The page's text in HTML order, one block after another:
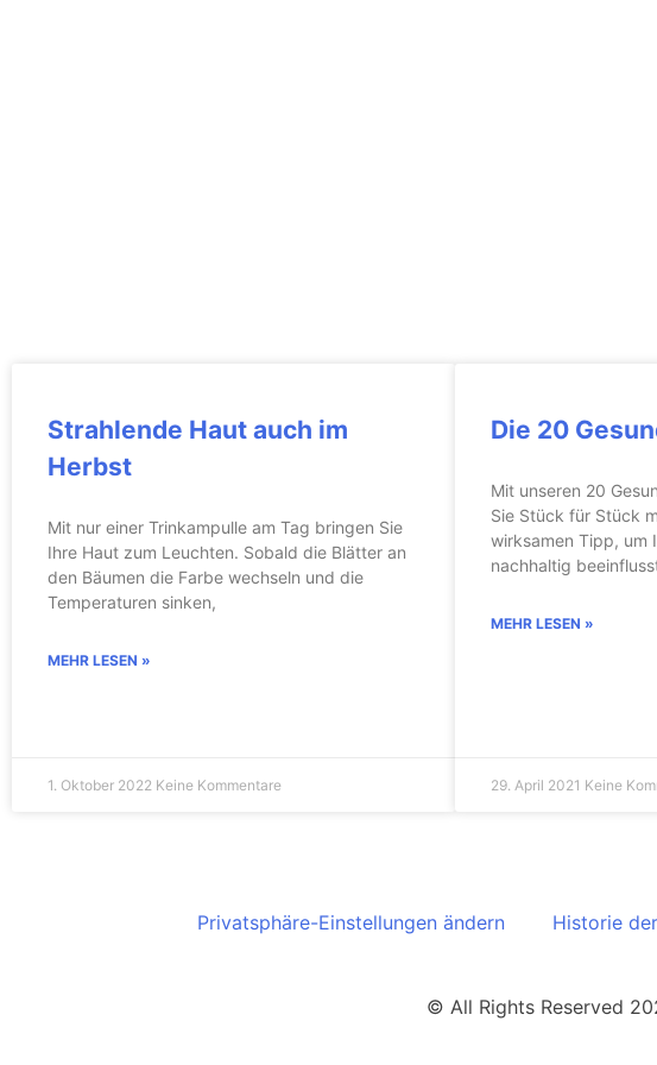
Strahlende Haut auch im
Herbst
Mit nur einer Trinkampulle am Tag bringen Sie
Ihre Haut zum Leuchten. Sobald die Blätter an
den Bäumen die Farbe wechseln und die
Temperaturen sinken,
MEHR LESEN »
1. Oktober 2022 Keine Kommentare
Die 20
Mit unseren 20
Sie Stück für Stück
wirksamen Tipp, um
nachhaltig
MEHR LESEN »
29. April 2021 Keine
Privatsphäre-Einstellungen ändern Historie
© All Rights Reserved